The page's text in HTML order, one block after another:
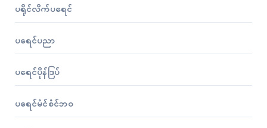
ပရိုၚ်လိက်ပရေၚ်
ပရေၚ်ပညာ
ပရေၚ်ပိုန်ဒြပ်
ပရေၚ်မံၚ်စံၚ်ဘဝ